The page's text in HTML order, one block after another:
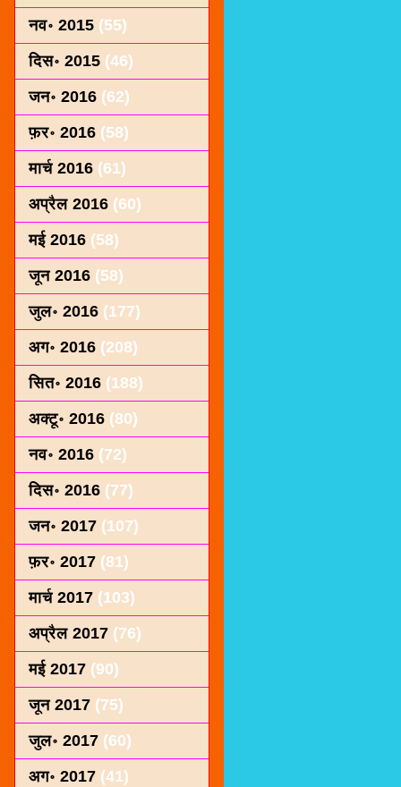
नव॰ 2015 (55)
दिस॰ 2015 (46)
जन॰ 2016 (62)
फ़र॰ 2016 (58)
मार्च 2016 (61)
अप्रैल 2016 (60)
मई 2016 (58)
जून 2016 (58)
जुल॰ 2016 (177)
अग॰ 2016 (208)
सित॰ 2016 (188)
अक्टू॰ 2016 (80)
नव॰ 2016 (72)
दिस॰ 2016 (77)
जन॰ 2017 (107)
फ़र॰ 2017 (81)
मार्च 2017 (103)
अप्रैल 2017 (76)
मई 2017 (90)
जून 2017 (75)
जुल॰ 2017 (60)
अग॰ 2017 (41)